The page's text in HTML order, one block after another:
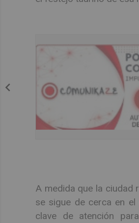
A medida que la ciudad
se sigue de cerca en
clave de atención